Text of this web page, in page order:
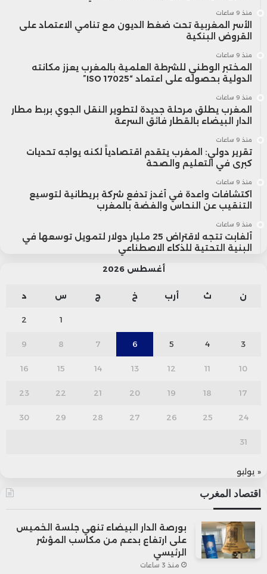
منذ 9 ساعات
الأسر المغربية تحت ضغط الديون مع تنامي الاعتماد على
القروض البنكية
منذ 9 ساعات
المختبر الوطني للشرطة العلمية بالمغرب يعزز مكانته
الدولية بحصوله على اعتماد “ISO 17025”
منذ 9 ساعات
المغرب يطلق مرحلة جديدة لتطوير النقل الجوي بربط مطار
الدار البيضاء بالقطار فائق السرعة
منذ 9 ساعات
تقرير دولي: المغرب يتقدم اقتصادياً لكنه يواجه تحديات
كبرى في التعليم والصحة
منذ 9 ساعات
اكتشافات واعدة في أغدز تدفع شركة بريطانية لتوسيع
التنقيب عن النحاس والفضة بالمغرب
منذ 9 ساعات
ألفابت تتجه لاقتراض 25 مليار دولار لتمويل توسعها في
البنية التحتية للذكاء الاصطناعي
أغسطس 2026
ن ث أرب خ ج س د
1
2
3
4
5
6
7
8
9
10
11
12
13
14
15
16
17
18
19
20
21
22
23
24
25
26
27
28
29
30
31
« يوليو
اقتصاد المغرب
بورصة الدار البيضاء تنهي جلسة الخميس
على ارتفاع بدعم من مكاسب المؤشر
الرئيسي
منذ 3 ساعات